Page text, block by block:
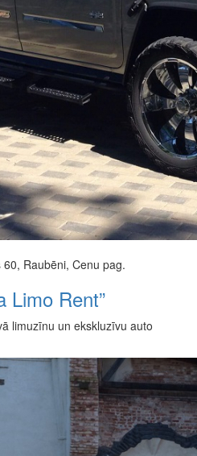
Raubēni, Cenu pag.
Limo Rent”
limuzīnu un ekskluzīvu auto